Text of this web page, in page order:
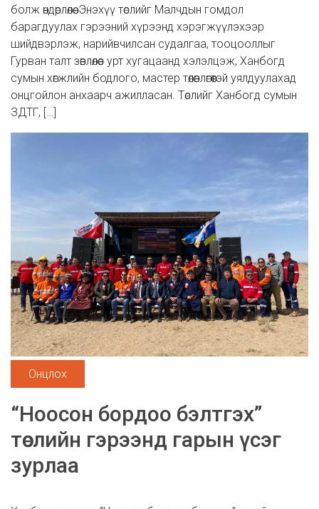
болж өндөрлөлөө. Энэхүү төслийг Малчдын гомдол
барагдуулах гэрээний хүрээнд хэрэгжүүлэхээр
шийдвэрлэж, нарийвчилсан судалгаа, тооцооллыг
Гурван талт зөвлөлөөс урт хугацаанд хэлэлцэж, Ханбогд
сумын хөгжлийн бодлого, мастер төлөвлөгөөтэй уялдуулахад
онцгойлон анхаарч ажилласан. Төслийг Ханбогд сумын
ЗДТГ, […]
Онцлох
“Ноосон бордоо бэлтгэх”
төслийн гэрээнд гарын үсэг
зурлаа